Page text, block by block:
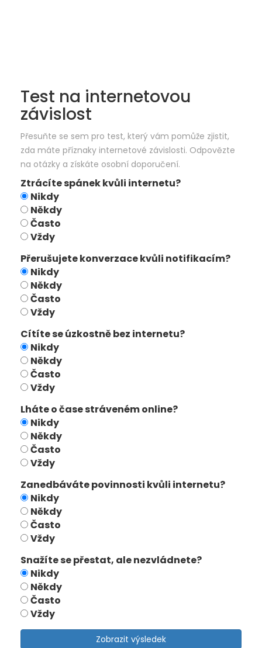
Test na internetovou
závislost
Přesuňte se sem pro test, který vám pomůže zjistit,
zda máte příznaky internetové závislosti. Odpovězte
na otázky a získáte osobní doporučení.
Ztrácíte spánek kvůli internetu?
Nikdy
Někdy
Často
Vždy
Přerušujete konverzace kvůli notifikacím?
Nikdy
Někdy
Často
Vždy
Cítíte se úzkostně bez internetu?
Nikdy
Někdy
Často
Vždy
Lháte o čase stráveném online?
Nikdy
Někdy
Často
Vždy
Zanedbáváte povinnosti kvůli internetu?
Nikdy
Někdy
Často
Vždy
Snažíte se přestat, ale nezvládnete?
Nikdy
Někdy
Často
Vždy
Zobrazit výsledek